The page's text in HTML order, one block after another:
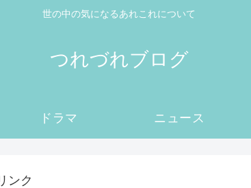
世の中の気になるあれこれについて
つれづれブログ
ドラマ ニュース
ンク